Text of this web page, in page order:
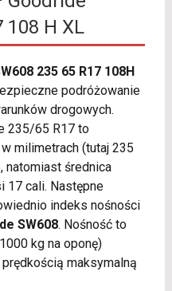
108 H XL
235 65 R17 108H
podróżowanie
drogowych.
235/65 R17 to
milimetrach (tutaj 235
natomiast średnica
17 cali. Następne
indeks nośności
SW608. Nośność to
kg na oponę)
maksymalną